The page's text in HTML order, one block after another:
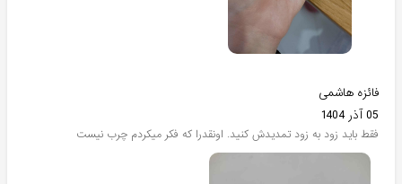
فائزه هاشمی
05 آذر 1404
فقط باید زود به زود تمدیدش کنید. اونقدرا که فکر میکردم چرب نیست